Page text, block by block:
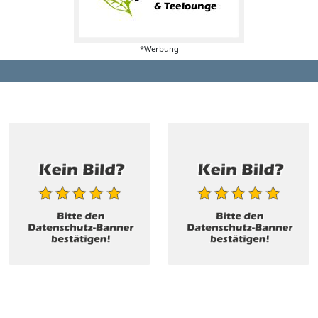
*Werbung